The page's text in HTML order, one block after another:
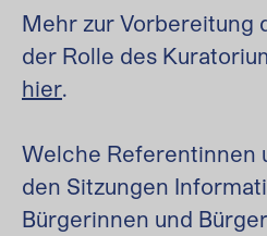
Mehr zur Vorbereitung
der Rolle des
hier.
Welche Referentinnen
den Sitzungen
Bürgerinnen und